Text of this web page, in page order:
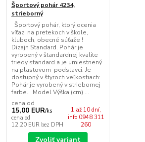
Športový pohár 4234,
strieborný
Športový pohár, ktorý ocenia
víťazi na pretekoch v škole,
kluboch, obecné súťaže !
Dizajn Standard. Pohár je
vyrobený v štandardnej kvalite
triedy standard a je umiestnený
na plastovom podstavci. Je
dostupný v štyroch veľkostiach:
Pohár je vyrobený v striebornej
farbe. Model Výška (cm) ...
cena od
15,00 EUR/ks
cena od
12,20 EUR bez DPH
1 až 10 dní,
info 0948 311
260
Zvoliť variant